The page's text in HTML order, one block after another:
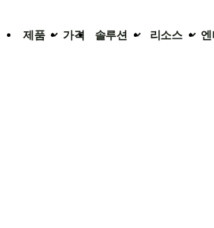
제품 가격 솔루션 리소스